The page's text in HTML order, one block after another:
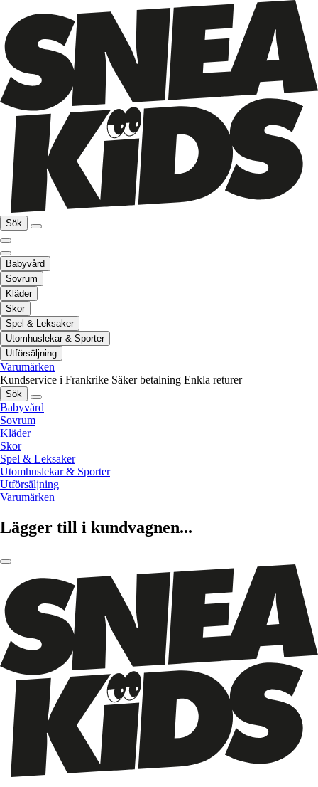
Sök
Babyvård
Sovrum
Kläder
Skor
Spel & Leksaker
Utomhuslekar & Sporter
Utförsäljning
Varumärken
Kundservice i Frankrike Säker betalning Enkla returer
Sök
Babyvård
Sovrum
Kläder
Skor
Spel & Leksaker
Utomhuslekar & Sporter
Utförsäljning
Varumärken
Lägger till i kundvagnen...